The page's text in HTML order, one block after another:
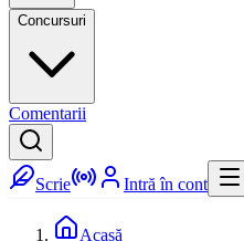
Concursuri
Comentarii
Scrie Intră în cont
Acasă